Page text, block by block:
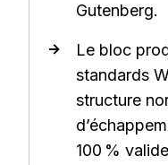
Gutenberg.
Le bloc
standards
structure
100 %